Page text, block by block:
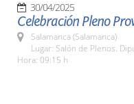
30/04/2025
Celebración Pleno
Salamanca (Salamanca)
Lugar: Salón de Plenos.
Hora: 09:15 h